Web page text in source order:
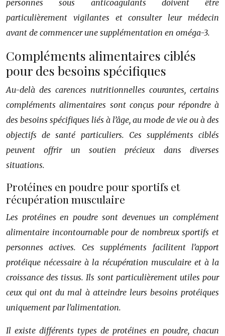
personnes sous anticoagulants doivent être
particulièrement vigilantes et consulter leur médecin
avant de commencer une supplémentation en oméga-3.
Compléments alimentaires ciblés
pour des besoins spécifiques
Au-delà des carences nutritionnelles courantes, certains
compléments alimentaires sont conçus pour répondre à
des besoins spécifiques liés à l’âge, au mode de vie ou à des
objectifs de santé particuliers. Ces suppléments ciblés
peuvent offrir un soutien précieux dans diverses
situations.
Protéines en poudre pour sportifs et
récupération musculaire
Les protéines en poudre sont devenues un complément
alimentaire incontournable pour de nombreux sportifs et
personnes actives. Ces suppléments facilitent l’apport
protéique nécessaire à la récupération musculaire et à la
croissance des tissus. Ils sont particulièrement utiles pour
ceux qui ont du mal à atteindre leurs besoins protéiques
uniquement par l’alimentation.
Il existe différents types de protéines en poudre, chacun